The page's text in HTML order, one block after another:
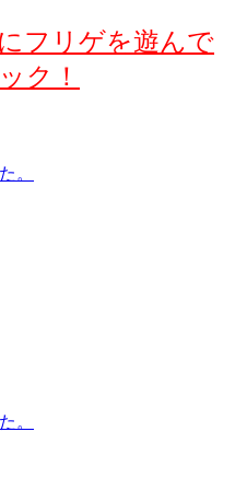
フリゲを遊んで
ク！
。
。